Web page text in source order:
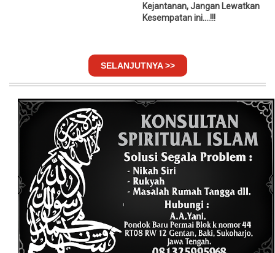
Kejantanan, Jangan Lewatkan
Kesempatan ini....!!!
SELANJUTNYA >>